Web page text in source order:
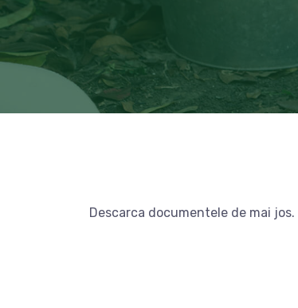
Descarca documentele de mai jos.